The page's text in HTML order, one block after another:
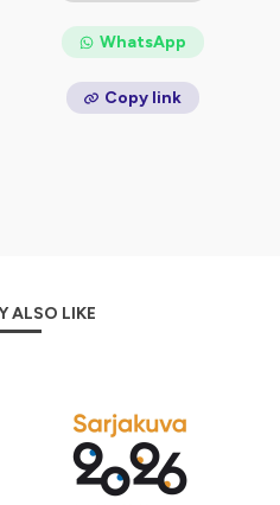
WhatsApp
Copy link
ALSO LIKE